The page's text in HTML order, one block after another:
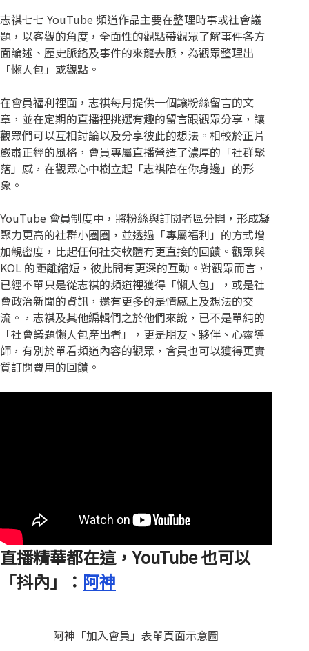
志祺七七 YouTube 頻道作品主要在整理時事或社會議
題，以客觀的角度，全面性的觀點帶觀眾了解事件各方
面論述、歷史脈絡及事件的來龍去脈，為觀眾整理出
「懶人包」或觀點。
在會員福利裡面，志祺每月提供一個讓粉絲留言的文
章，並在定期的直播裡挑選有趣的留言跟觀眾分享，讓
觀眾們可以互相討論以及分享彼此的想法。相較於正片
嚴肅正經的風格，會員專屬直播營造了濃厚的「社群聚
落」感，在觀眾心中樹立起「志祺陪在你身邊」的形
象。
YouTube 會員制度中，將粉絲與訂閱者區分開，形成凝
聚力更高的社群小圈圈，並透過「專屬福利」的方式增
加親密度，比起任何社交軟體有更直接的回饋。觀眾與
KOL 的距離縮短，彼此間有更深的互動。對觀眾而言，
已經不單只是從志祺的頻道裡獲得「懶人包」，或是社
會政治新聞的資訊，還有更多的是情感上及想法的交
流。，志祺及其他編輯們之於他們來說，已不是單純的
「社會議題懶人包產出者」，更是朋友、夥伴、心靈導
師，有別於單看頻道內容的觀眾，會員也可以獲得更實
質訂閱費用的回饋。
直播精華都在這，YouTube 也可以
「抖內」： 阿神
阿神「加入會員」表單頁面示意圖